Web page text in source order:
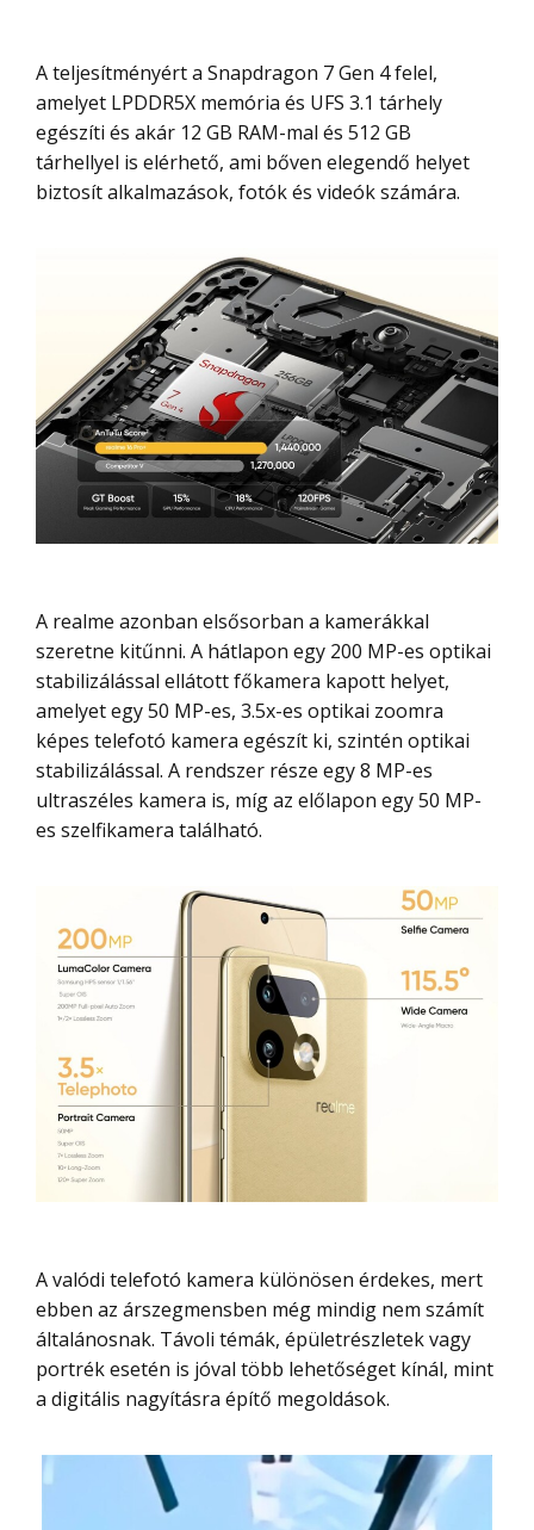
A teljesítményért a Snapdragon 7 Gen 4 felel,
amelyet LPDDR5X memória és UFS 3.1 tárhely
egészíti és akár 12 GB RAM-mal és 512 GB
tárhellyel is elérhető, ami bőven elegendő helyet
biztosít alkalmazások, fotók és videók számára.
A realme azonban elsősorban a kamerákkal
szeretne kitűnni. A hátlapon egy 200 MP-es optikai
stabilizálással ellátott főkamera kapott helyet,
amelyet egy 50 MP-es, 3.5x-es optikai zoomra
képes telefotó kamera egészít ki, szintén optikai
stabilizálással. A rendszer része egy 8 MP-es
ultraszéles kamera is, míg az előlapon egy 50 MP-
es szelfikamera található.
A valódi telefotó kamera különösen érdekes, mert
ebben az árszegmensben még mindig nem számít
általánosnak. Távoli témák, épületrészletek vagy
portrék esetén is jóval több lehetőséget kínál, mint
a digitális nagyításra építő megoldások.